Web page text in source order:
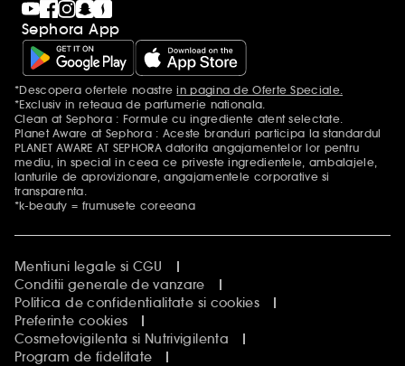
Sephora App
Mentiuni aditionale
*Descopera ofertele noastrein pagina de Oferte Speciale.
*Exclusiv in reteaua de parfumerie nationala.
Clean at Sephora : Formule cu ingrediente atent selectate.
Planet Aware at Sephora : Aceste branduri participa la standardul
PLANET AWARE AT SEPHORA datorita angajamentelor lor pentru
mediu, in special in ceea ce priveste ingredientele, ambalajele,
lanturile de aprovizionare, angajamentele corporative si
transparenta.
*k-beauty = frumusete coreeana
Mentiuni legale si CGU
Conditii generale de vanzare
Politica de confidentialitate si cookies
Preferinte cookies
Cosmetovigilenta si Nutrivigilenta
Program de fidelitate